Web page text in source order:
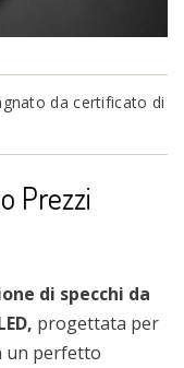
da certificato di
Prezzi
di specchi da
progettata per
un perfetto